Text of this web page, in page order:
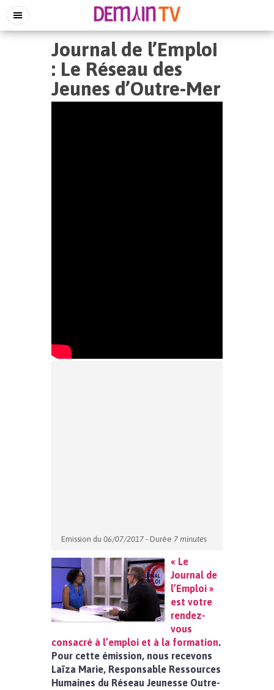
Journal de l’Emploi
: Le Réseau des
Jeunes d’Outre-Mer
Emission du 06/07/2017 - Durée 7 minutes
« Le
Journal de
l’Emploi »
est votre
rendez-
vous
consacré à l’emploi et à la formation.
Pour cette émission, nous recevons
Laïza Marie, Responsable Ressources
Humaines du Réseau Jeunesse Outre-